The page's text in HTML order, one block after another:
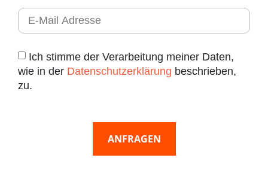
Ich stimme der Verarbeitung meiner Daten,
wie in der Datenschutzerklärung beschrieben,
zu.
ANFRAGEN